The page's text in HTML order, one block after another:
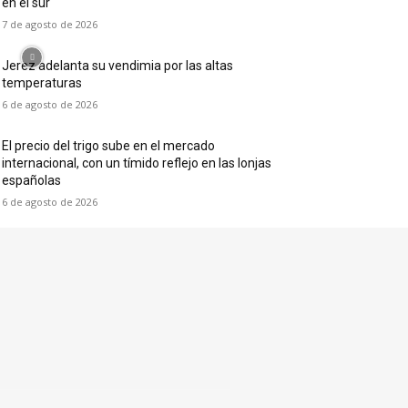
7 de agosto de 2026
Jerez adelanta su vendimia por las altas
temperaturas
6 de agosto de 2026
El precio del trigo sube en el mercado
internacional, con un tímido reflejo en las lonjas
españolas
6 de agosto de 2026